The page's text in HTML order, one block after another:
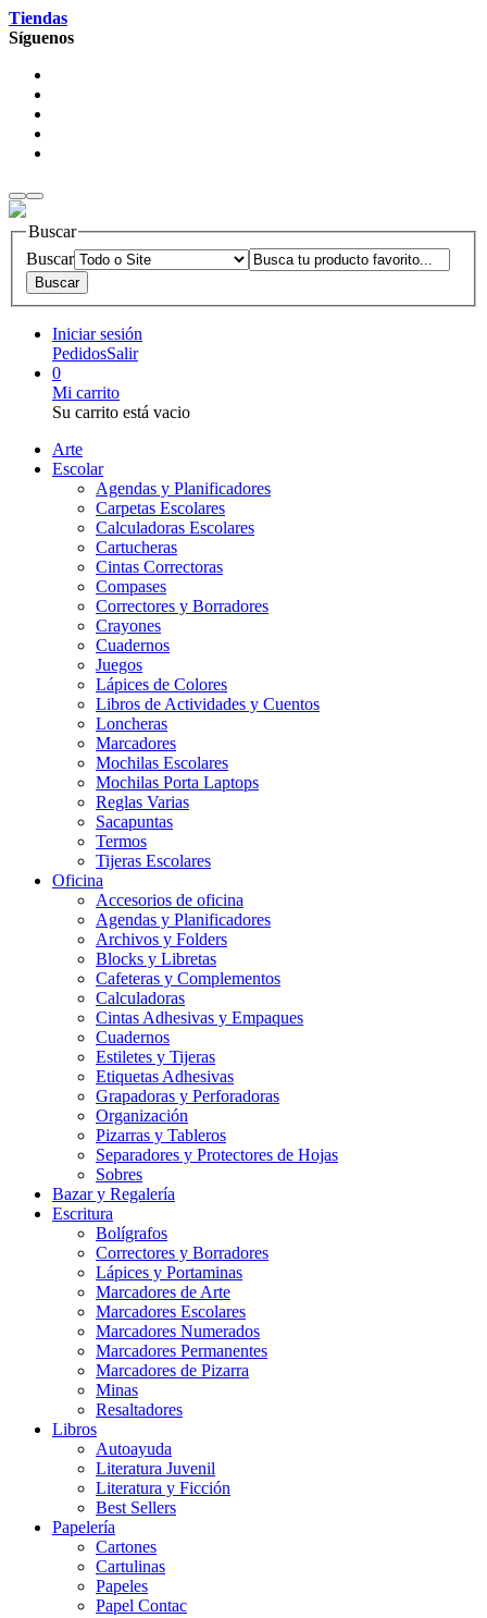
Tiendas
Síguenos
Buscar
Buscar
Iniciar sesión
PedidosSalir
0
Mi carrito
Su carrito está vacio
Arte
Escolar
Agendas y Planificadores
Carpetas Escolares
Calculadoras Escolares
Cartucheras
Cintas Correctoras
Compases
Correctores y Borradores
Crayones
Cuadernos
Juegos
Lápices de Colores
Libros de Actividades y Cuentos
Loncheras
Marcadores
Mochilas Escolares
Mochilas Porta Laptops
Reglas Varias
Sacapuntas
Termos
Tijeras Escolares
Oficina
Accesorios de oficina
Agendas y Planificadores
Archivos y Folders
Blocks y Libretas
Cafeteras y Complementos
Calculadoras
Cintas Adhesivas y Empaques
Cuadernos
Estiletes y Tijeras
Etiquetas Adhesivas
Grapadoras y Perforadoras
Organización
Pizarras y Tableros
Separadores y Protectores de Hojas
Sobres
Bazar y Regalería
Escritura
Bolígrafos
Correctores y Borradores
Lápices y Portaminas
Marcadores de Arte
Marcadores Escolares
Marcadores Numerados
Marcadores Permanentes
Marcadores de Pizarra
Minas
Resaltadores
Libros
Autoayuda
Literatura Juvenil
Literatura y Ficción
Best Sellers
Papelería
Cartones
Cartulinas
Papeles
Papel Contac